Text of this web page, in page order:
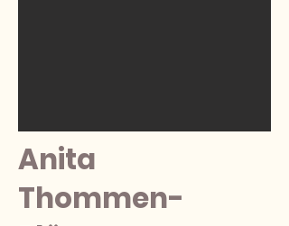
Anita
Thommen-